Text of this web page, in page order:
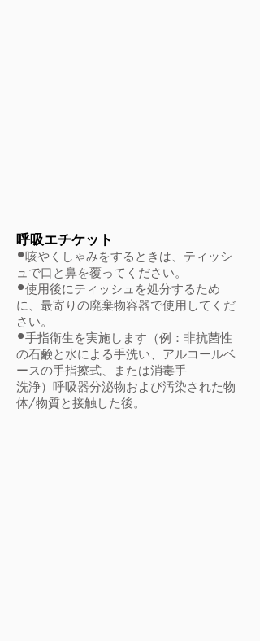
呼吸エチケット
•咳やくしゃみをするときは、ティッシ
ュで口と鼻を覆ってください。
•使用後にティッシュを処分するため
に、最寄りの廃棄物容器で使用してくだ
さい。
•手指衛生を実施します（例：非抗菌性
の石鹸と水による手洗い、アルコールベ
ースの手指擦式、または消毒手
洗浄）呼吸器分泌物および汚染された物
体/物質と接触した後。